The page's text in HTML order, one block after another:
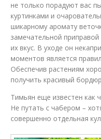
не только порадуют вас
куртинками и
шикарному аромату
замечательной
их вкус. В уходе он
моментов является
Обеспечив растениям
получить красивый
Тимьян еще известен как
Не путать с чабером –
совершенно отдельная